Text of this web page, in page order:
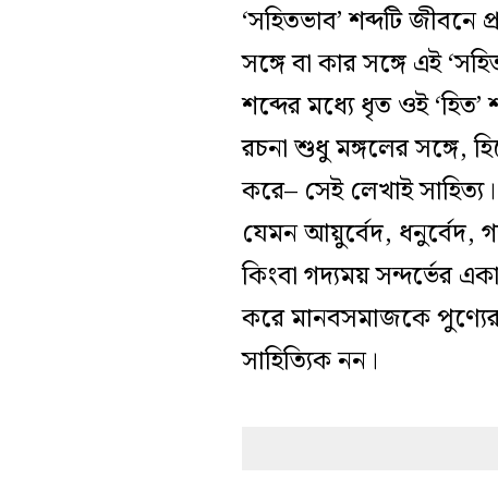
‘সহিতভাব’ শব্দটি
সঙ্গে বা কার সঙ্গে এই
শব্দের মধ্যে ধৃত ওই
রচনা শুধু মঙ্গলের সঙ্গে,
করে– সেই লেখাই
যেমন আয়ুর্বেদ, ধনুর্বেদ,
কিংবা গদ্যময় সন্দর্ভের
করে মানবসমাজকে
সাহিত্যিক নন।